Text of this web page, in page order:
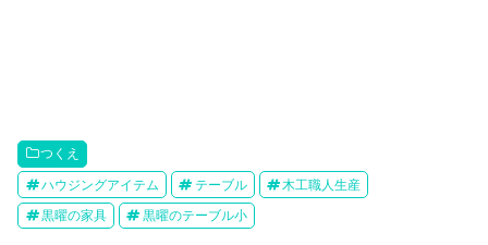
つくえ
ハウジングアイテム テーブル 木工職人生産
黒曜の家具 黒曜のテーブル小